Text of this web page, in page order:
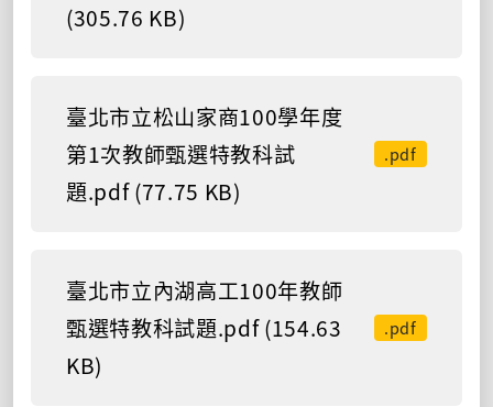
(305.76 KB)
臺北市立松山家商100學年度
第1次教師甄選特教科試
題.pdf (77.75 KB)
.pdf
臺北市立內湖高工100年教師
甄選特教科試題.pdf (154.63
KB)
.pdf